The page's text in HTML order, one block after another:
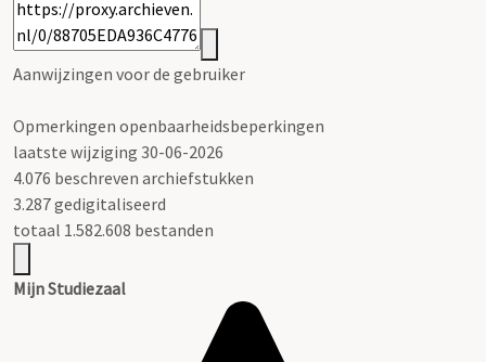
Aanwijzingen voor de gebruiker
Opmerkingen openbaarheidsbeperkingen
laatste wijziging 30-06-2026
4.076 beschreven archiefstukken
3.287 gedigitaliseerd
totaal 1.582.608 bestanden
Mijn Studiezaal